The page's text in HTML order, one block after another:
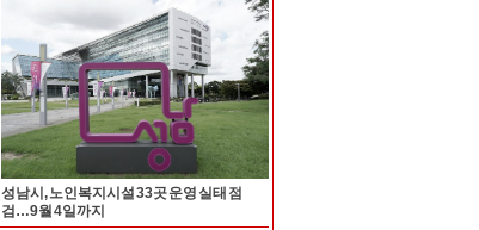
성남시, 노인복지시설 33곳 운영 실태 점
검…9월 4일까지